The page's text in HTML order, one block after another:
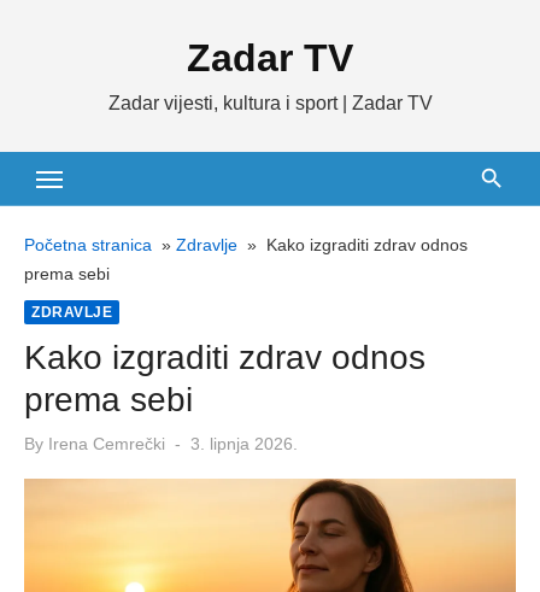
Zadar TV
Zadar vijesti, kultura i sport | Zadar TV
Početna stranica » Zdravlje » Kako izgraditi zdrav odnos
prema sebi
ZDRAVLJE
Kako izgraditi zdrav odnos
prema sebi
By Irena Cemrečki
Posted
3. lipnja 2026.